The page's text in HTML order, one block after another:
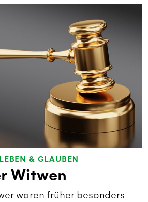
LEBEN & GLAUBEN
Witwen
waren früher besonders